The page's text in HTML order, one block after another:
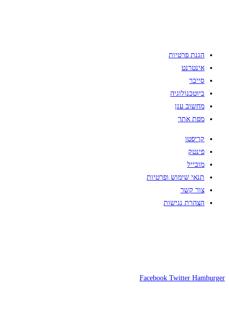
הגנת פרטיות
אינטרנט
סייבר
ביוטכנולוגיה
מחשוב ענן
מפת אתר
קריפטו
פינטק
מובייל
תנאי שימוש ופרטיות
צור קשר
הצהרת נגישות
Facebook Twitter Hamburger